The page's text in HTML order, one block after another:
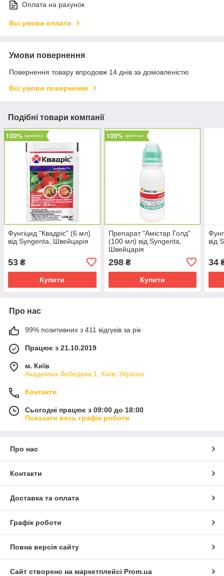
Оплата на рахунок
Всі умови оплати
Умови повернення
Повернення товару впродовж 14 днів за домовленістю
Всі умови повернення
Подібні товари компанії
Фунгіцид "Квадріс" (6 мл)
від Syngenta, Швейцарія
53 ₴
Купити
Препарат "Амістар Голд"
(100 мл) від Syngenta,
Швейцарія
298₴
Купити
від
34
Про нас
99% позитивних з 411 відгуків за рік
Працює з 21.10.2019
м. Київ
Академіка Лебедєва 1, Київ, Україна
Контакти
Сьогодні працює з 09:00 до 18:00
Показати весь графік роботи
Про нас
Контакти
Доставка та оплата
Графік роботи
Повна версія сайту
Сайт створено на маркетплейсі Prom.ua